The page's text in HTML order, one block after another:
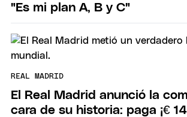
"Es mi plan A, B y C"
REAL MADRID
El Real Madrid anunció la
cara de su historia: paga ¡€